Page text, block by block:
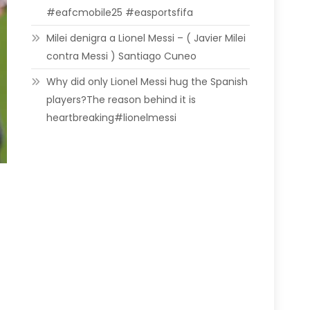
#eafcmobile25 #easportsfifa
Milei denigra a Lionel Messi – ( Javier Milei
contra Messi ) Santiago Cuneo
Why did only Lionel Messi hug the Spanish
players?The reason behind it is
heartbreaking#lionelmessi